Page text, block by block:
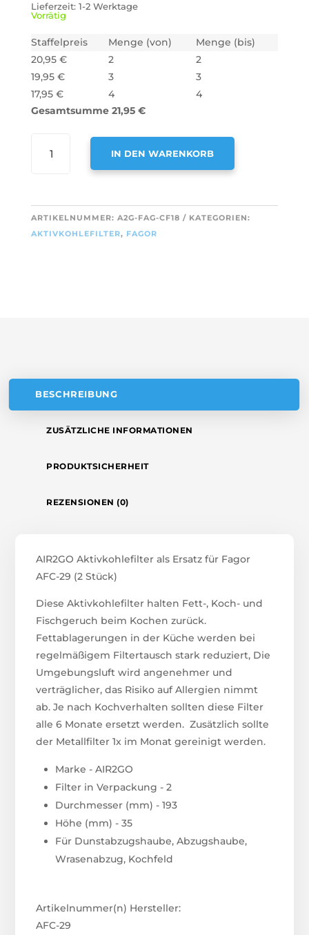
Lieferzeit: 1-2 Werktage
Vorrätig
Staffelpreis Menge (von)
Menge (bis)
20,95 € 2
2
19,95 € 3
3
17,95 € 4
4
Gesamtsumme 21,95 €
AKTIVKOHLEFILTER
FÜR
FAGOR
AFC-
IN DEN WARENKORB
T
E
ARTIKELNUMMER: A2G-FAG-CF18
KATEGORIEN:
AKTIVKOHLEFILTER, FAGOR
BESCHREIBUNG
ZUSÄTZLICHE INFORMATIONEN
PRODUKTSICHERHEIT
REZENSIONEN (0)
AIR2GO Aktivkohlefilter als Ersatz für Fagor
AFC-29 (2 Stück)
Diese Aktivkohlefilter halten Fett-, Koch- und
Fischgeruch beim Kochen zurück.
Fettablagerungen in der Küche werden bei
regelmäßigem Filtertausch stark reduziert, Die
Umgebungsluft wird angenehmer und
verträglicher, das Risiko auf Allergien nimmt
ab. Je nach Kochverhalten sollten diese Filter
alle 6 Monate ersetzt werden. Zusätzlich sollte
der Metallfilter 1x im Monat gereinigt werden.
Marke - AIR2GO
Filter in Verpackung - 2
Durchmesser (mm) - 193
Höhe (mm) - 35
Für Dunstabzugshaube, Abzugshaube,
Wrasenabzug, Kochfeld
Artikelnummer(n) Hersteller:
AFC-29